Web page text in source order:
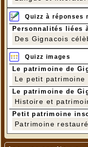
Quizz à réponses
Personnalités liées
Des Gignacois
Quizz images
Le patrimoine de
Le petit patrimoine
Le patrimoine de
Histoire et
Petit patrimoine
Patrimoine